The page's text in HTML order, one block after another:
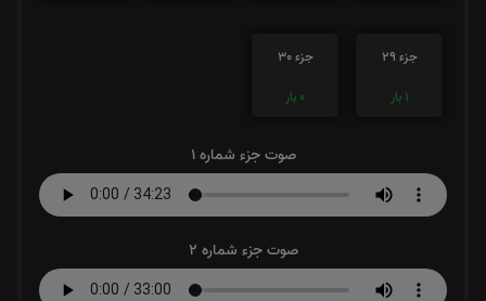
جزء 29
1 بار
جزء 30
0 بار
صوت جزء شماره 1
صوت جزء شماره 2